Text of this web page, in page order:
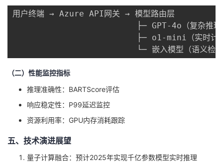
用户终端 → Azure API网关 → 模型路由层
├─ GPT-4o（复杂推理
├─ o1-mini（实时计
└─ 嵌入模型（语义检
（二）性能监控指标
推理准确性：BARTScore评估
响应稳定性：P99延迟监控
资源利用率：GPU内存消耗跟踪
五、技术演进展望
量子计算融合：预计2025年实现千亿参数模型实时推理